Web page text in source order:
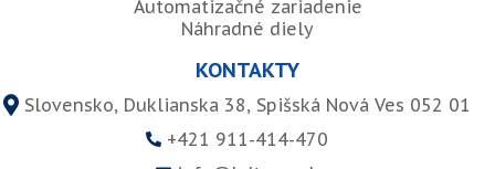
Automatizačné zariadenie
Náhradné diely
KONTAKTY
Slovensko, Duklianska 38, Spišská Nová Ves 052 01
+421 911-414-470